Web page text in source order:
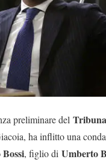
preliminare del
ha inflitto una
, figlio di Umberto